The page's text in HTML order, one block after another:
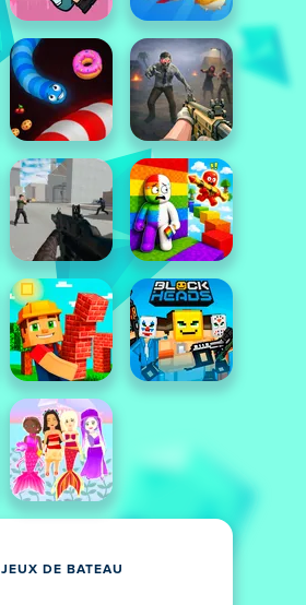
JEUX DE BATEAU